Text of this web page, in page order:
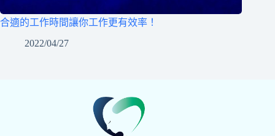
合適的工作時間讓你工作更有效率！
2022/04/27